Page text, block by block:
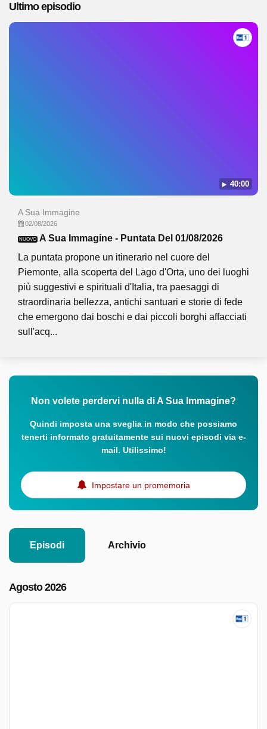
Ultimo episodio
40:00
A Sua Immagine
02/08/2026
NUOVO
A Sua Immagine - Puntata Del 01/08/2026
La puntata propone un itinerario nel cuore del
Piemonte, alla scoperta del Lago d'Orta, uno dei luoghi
più suggestivi e spirituali d'Italia, tra paesaggi di
straordinaria bellezza, antichi santuari e storie di fede
che emergono dai boschi e dai piccoli borghi affacciati
sull'acq...
Non volete perdervi nulla di A Sua Immagine?
Quindi imposta una sveglia in modo che possiamo
tenerti informato gratuitamente sui nuovi episodi via e-
mail. Utilissimo!
Impostare un promemoria
Episodi Archivio
Agosto 2026